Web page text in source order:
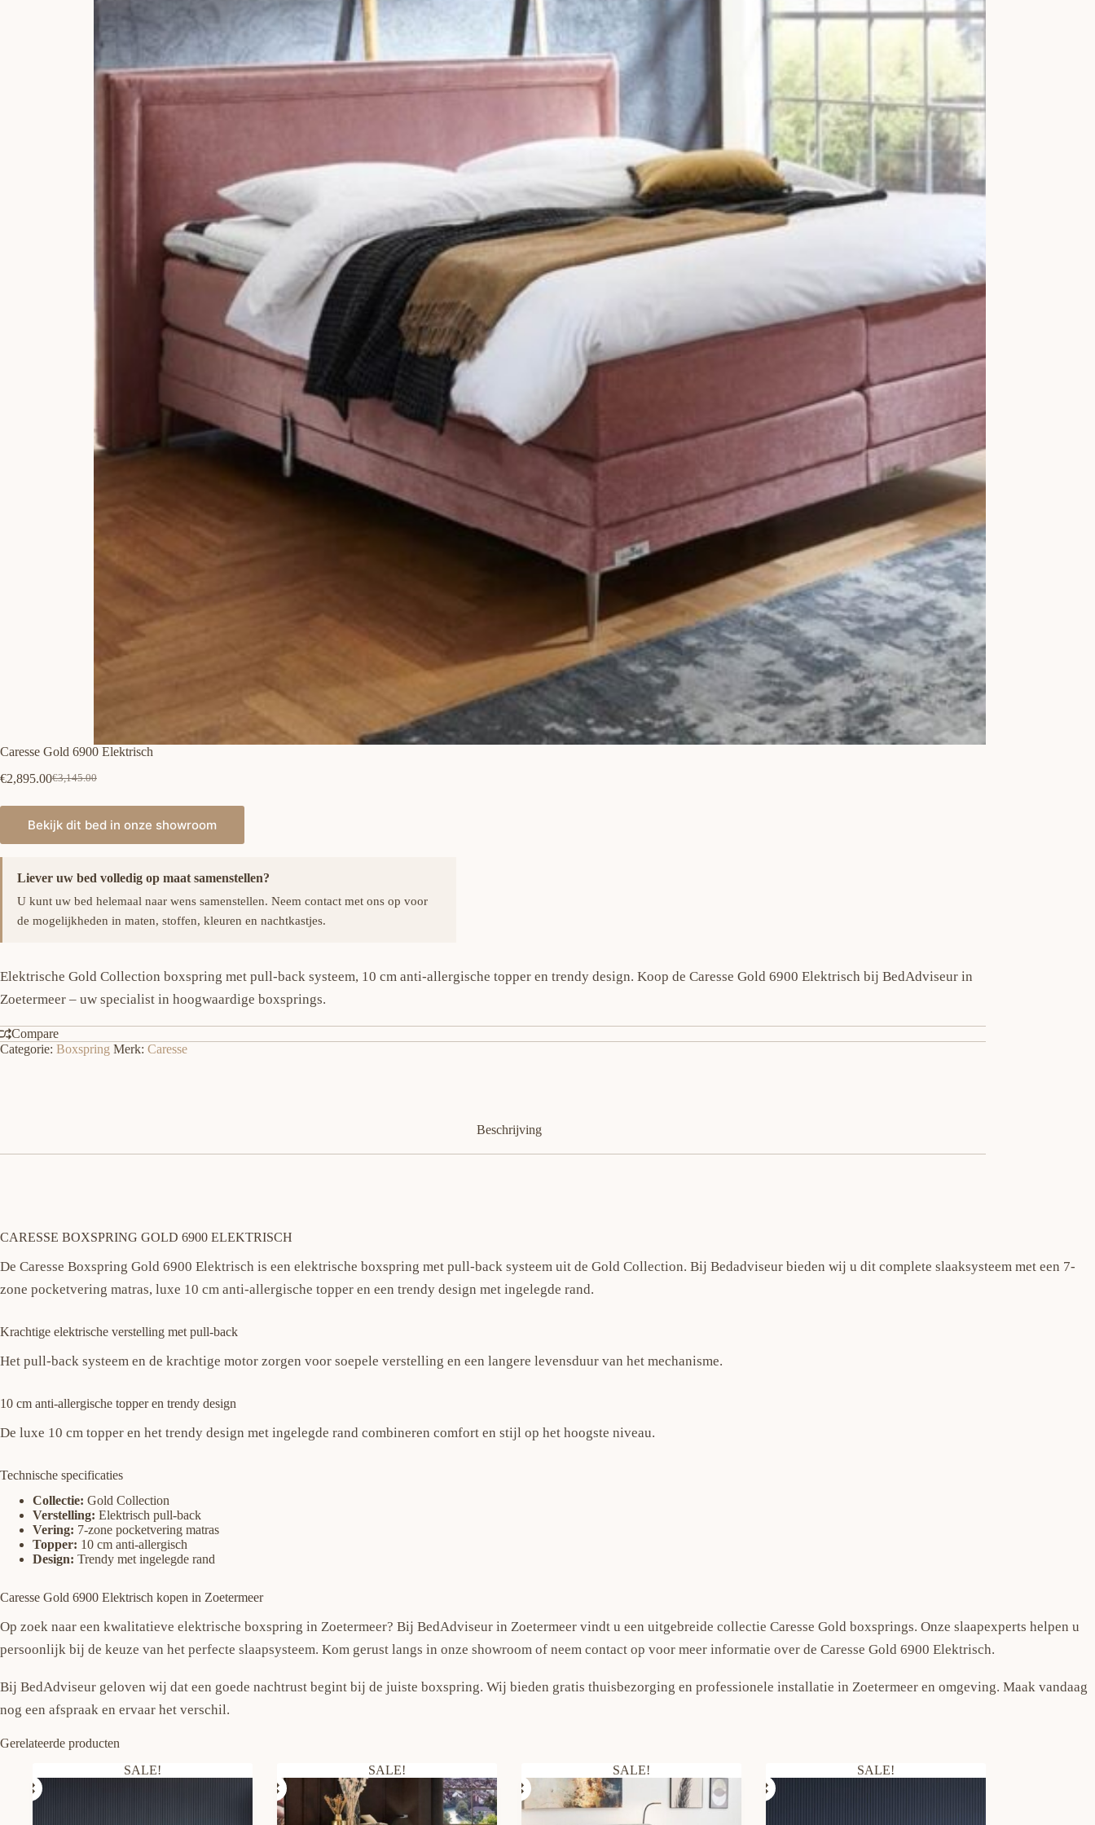
Caresse Gold 6900 Elektrisch
€3,145.00
Oorspronkelijke
€3,145.00.
€2,895.00Huidige
€2,895.00.
Bekijk dit bed in onze showroom
Liever uw bed volledig op maat samenstellen?
U kunt uw bed helemaal naar wens samenstellen. Neem contact met ons op voor
de mogelijkheden in maten, stoffen, kleuren en nachtkastjes.
Elektrische Gold Collection boxspring met pull-back systeem, 10 cm anti-allergische topper en trendy design. Koop de Caresse Gold 6900 Elektrisch bij BedAdviseur in
Zoetermeer – uw specialist in hoogwaardige boxsprings.
Compare
Categorie: Boxspring Merk: Caresse
Beschrijving
CARESSE BOXSPRING GOLD 6900 ELEKTRISCH
De Caresse Boxspring Gold 6900 Elektrisch is een elektrische boxspring met pull-back systeem uit de Gold Collection. Bij Bedadviseur bieden wij u dit complete slaaksysteem met een 7-
zone pocketvering matras, luxe 10 cm anti-allergische topper en een trendy design met ingelegde rand.
Krachtige elektrische verstelling met pull-back
Het pull-back systeem en de krachtige motor zorgen voor soepele verstelling en een langere levensduur van het mechanisme.
10 cm anti-allergische topper en trendy design
De luxe 10 cm topper en het trendy design met ingelegde rand combineren comfort en stijl op het hoogste niveau.
Technische specificaties
Collectie: Gold Collection
Verstelling: Elektrisch pull-back
Vering: 7-zone pocketvering matras
Topper: 10 cm anti-allergisch
Design: Trendy met ingelegde rand
Caresse Gold 6900 Elektrisch kopen in Zoetermeer
Op zoek naar een kwalitatieve elektrische boxspring in Zoetermeer? Bij BedAdviseur in Zoetermeer vindt u een uitgebreide collectie Caresse Gold boxsprings. Onze slaapexperts helpen u
persoonlijk bij de keuze van het perfecte slaapsysteem. Kom gerust langs in onze showroom of neem contact op voor meer informatie over de Caresse Gold 6900 Elektrisch.
Bij BedAdviseur geloven wij dat een goede nachtrust begint bij de juiste boxspring. Wij bieden gratis thuisbezorging en professionele installatie in Zoetermeer en omgeving. Maak vandaag
nog een afspraak en ervaar het verschil.
Gerelateerde producten
SALE!
SALE! SALE! SALE!